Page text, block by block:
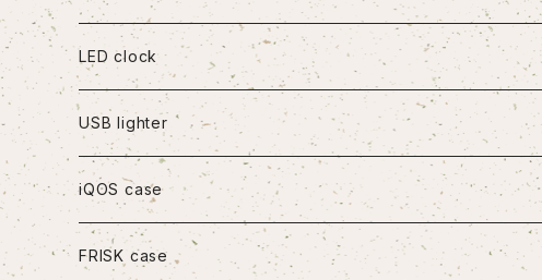
iPhoneXR
iPhoneXS Max
iPhone11
iPhone11Pro
LED clock
USB lighter
iQOS case
FRISK case